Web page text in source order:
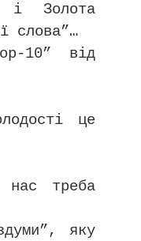
і Золота
слова”…
10” від
це
треба
яку